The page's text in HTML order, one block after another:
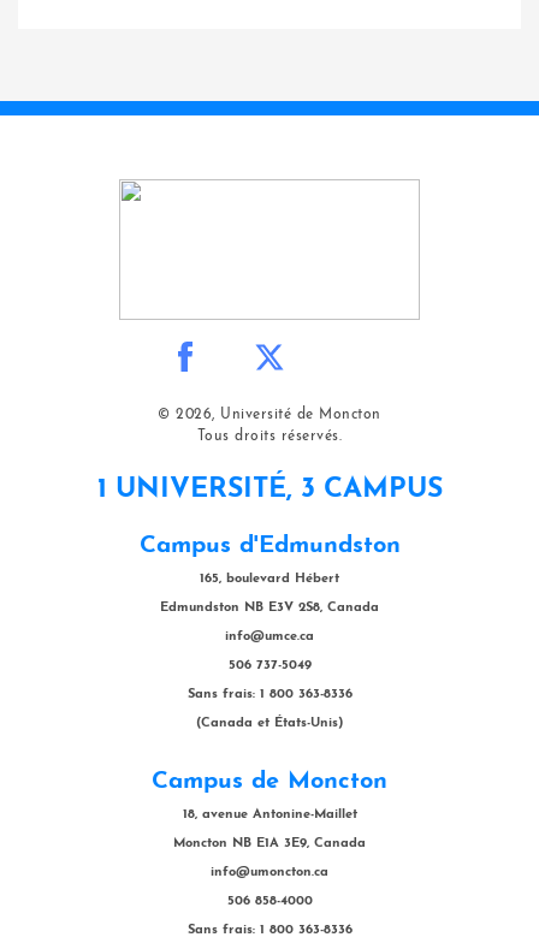
© 2026, Université de Moncton
Tous droits réservés.
1 UNIVERSITÉ, 3 CAMPUS
Campus d'Edmundston
165, boulevard Hébert
Edmundston NB E3V 2S8, Canada
info@umce.ca
506 737-5049
Sans frais: 1 800 363-8336
(Canada et États-Unis)
Campus de Moncton
18, avenue Antonine-Maillet
Moncton NB E1A 3E9, Canada
info@umoncton.ca
506 858-4000
Sans frais: 1 800 363-8336